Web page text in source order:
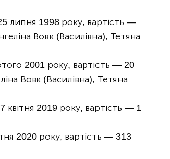
липня 1998 року, вартість —
Вовк (Василівна), Тетяна
2001 року, вартість — 20
Вовк (Василівна), Тетяна
квітня 2019 року, вартість — 1
2020 року, вартість — 313